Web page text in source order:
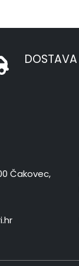
DOSTAVA
Čakovec,